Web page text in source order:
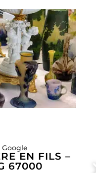
EN FILS –
67000